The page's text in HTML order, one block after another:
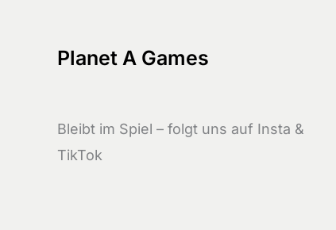
Planet A Games
Bleibt im Spiel – folgt uns auf Insta &
TikTok